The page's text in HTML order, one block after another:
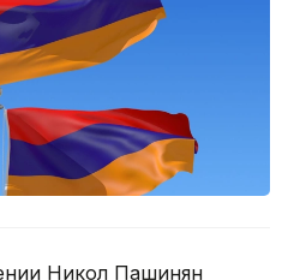
Никол Пашинян